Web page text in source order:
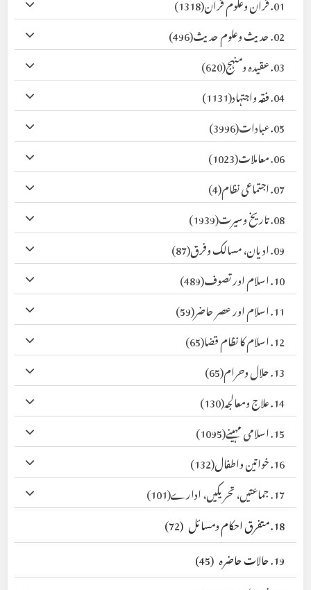
02. حدیث وعلوم حدیث
(496)
03. عقیدہ ومنہج
(620)
04. فقہ واجتہاد
(1131)
05. عبادات
(3996)
06. معاملات
(1023)
07. اجتماعی نظام
(4)
08. تاریخ وسیرت
(1939)
09. ادیان، مسالک وفرق
(87)
10. اسلام اور تصوف
(489)
11. اسلام اور عصر حاضر
(59)
12. اسلام کا نظام قضا
(65)
13. حلال وحرام
(65)
14. علاج ومعالجہ
(130)
15. اسلامی مہینے
(1095)
16. خواتین واطفال
(132)
17. جماعتیں، تحریکیں، ادارے
(101)
18. متفرق احکام ومسائل
(72)
19. حالات حاضرہ
(45)